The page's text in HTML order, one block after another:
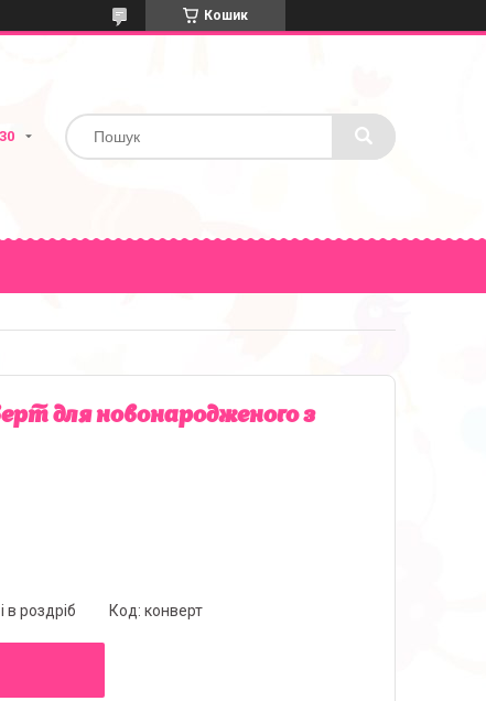
Кошик
для новонародженого з
в роздріб Код: конверт